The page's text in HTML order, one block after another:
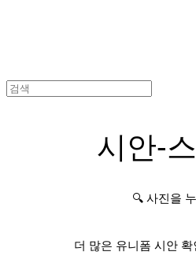
시안-
🔍 사진을
더 많은 유니폼 시안